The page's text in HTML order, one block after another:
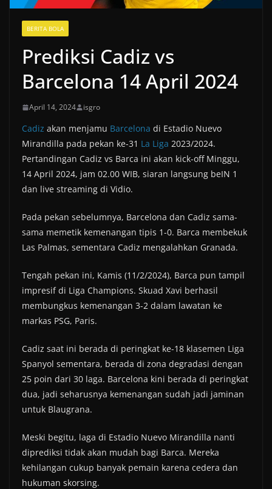
BERITA BOLA
Prediksi Cadiz vs
Barcelona 14 April 2024
April 14, 2024 isgro
Cadiz akan menjamu Barcelona di Estadio Nuevo
Mirandilla pada pekan ke-31 La Liga 2023/2024.
Pertandingan Cadiz vs Barca ini akan kick-off Minggu,
14 April 2024, jam 02.00 WIB, siaran langsung beIN 1
dan live streaming di Vidio.
Pada pekan sebelumnya, Barcelona dan Cadiz sama-
sama memetik kemenangan tipis 1-0. Barca membekuk
Las Palmas, sementara Cadiz mengalahkan Granada.
Tengah pekan ini, Kamis (11/2/2024), Barca pun tampil
impresif di Liga Champions. Skuad Xavi berhasil
membungkus kemenangan 3-2 dalam lawatan ke
markas PSG, Paris.
Cadiz saat ini berada di peringkat ke-18 klasemen Liga
Spanyol sementara, berada di zona degradasi dengan
25 poin dari 30 laga. Barcelona kini berada di peringkat
dua, jadi seharusnya kemenangan sudah jadi jaminan
untuk Blaugrana.
Meski begitu, laga di Estadio Nuevo Mirandilla nanti
diprediksi tidak akan mudah bagi Barca. Mereka
kehilangan cukup banyak pemain karena cedera dan
hukuman skorsing.